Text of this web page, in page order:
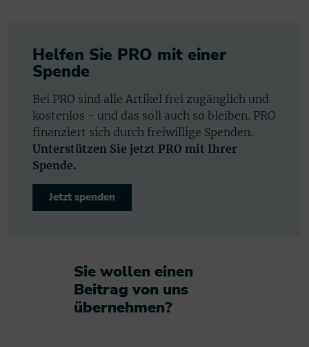
Helfen Sie PRO mit einer
Spende
Bei PRO sind alle Artikel frei zugänglich und
kostenlos - und das soll auch so bleiben. PRO
finanziert sich durch freiwillige Spenden.
Unterstützen Sie jetzt PRO mit Ihrer
Spende.
Jetzt spenden
Sie wollen einen
Beitrag von uns
übernehmen?​